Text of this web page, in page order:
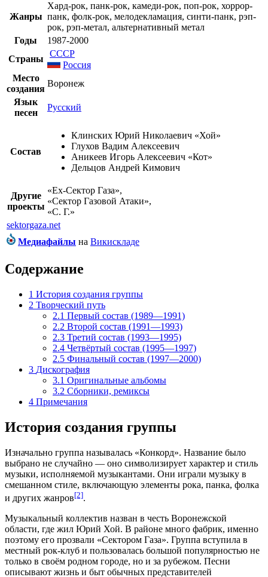
Жанры
Хард-рок, панк-рок, камеди-рок, поп-рок, хоррор-
панк, фолк-рок, мелодекламация, синти-панк, рэп-
рок, рэп-метал, альтернативный метал
Годы
1987-2000
Страны
СССР
Россия
Место
создания
Воронеж
Язык
песен
Русский
Состав
Клинских Юрий Николаевич «Хой»
Глухов Вадим Алексеевич
Аникеев Игорь Алексеевич «Кот»
Дельцов Андрей Кимович
Другие
проекты
«Ex-Сектор Газа»,
«Сектор Газовой Атаки»,
«С. Г.»
sektorgaza.net
Медиафайлы на Викискладе
Содержание
1 История создания группы
2 Творческий путь
2.1 Первый состав (1989—1991)
2.2 Второй состав (1991—1993)
2.3 Третий состав (1993—1995)
2.4 Четвёртый состав (1995—1997)
2.5 Финальный состав (1997—2000)
3 Дискография
3.1 Оригинальные альбомы
3.2 Сборники, ремиксы
4 Примечания
История создания группы
Изначально группа называлась «Конкорд». Название было
выбрано не случайно — оно символизирует характер и стиль
музыки, исполняемой музыкантами. Они играли музыку в
смешанном стиле, включающую элементы рока, панка, фолка
и других жанров[2].
Музыкальный коллектив назван в честь Воронежской
области, где жил Юрий Хой. В районе много фабрик, именно
поэтому его прозвали «Сектором Газа». Группа вступила в
местный рок-клуб и пользовалась большой популярностью не
только в своём родном городе, но и за рубежом. Песни
описывают жизнь и быт обычных представителей